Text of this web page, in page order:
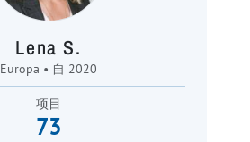
Lena S.
Europa • 自 2020
项目
73